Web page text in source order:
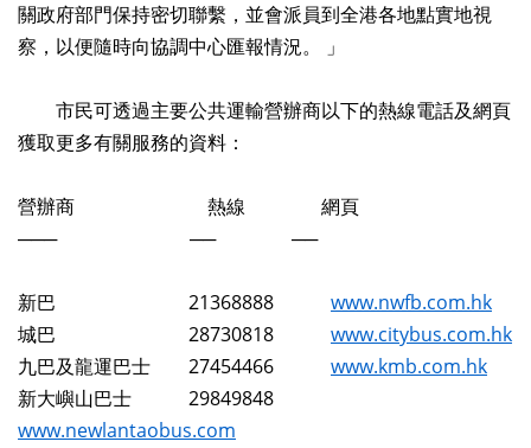
關政府部門保持密切聯繫，並會派員到全港各地點實地視
察，以便隨時向協調中心匯報情況。 」
市民可透過主要公共運輸營辦商以下的熱線電話及網頁
獲取更多有關服務的資料：
營辦商 熱線 網頁
─── ── ──
新巴 21368888 www.nwfb.com.hk
城巴 28730818 www.citybus.com.hk
九巴及龍運巴士 27454466 www.kmb.com.hk
新大嶼山巴士 29849848
www.newlantaobus.com